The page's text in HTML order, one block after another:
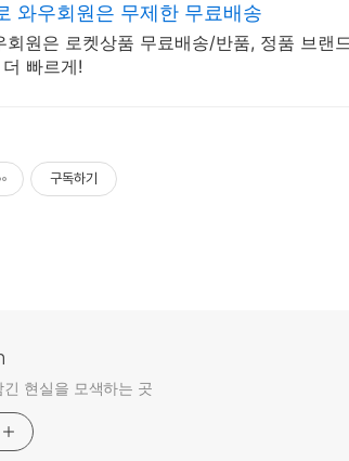
와우회원은 무제한 무료배송
회원은 로켓상품 무료배송/반품, 정품 브랜
빠르게!
구독하기
긴 현실을 모색하는 곳